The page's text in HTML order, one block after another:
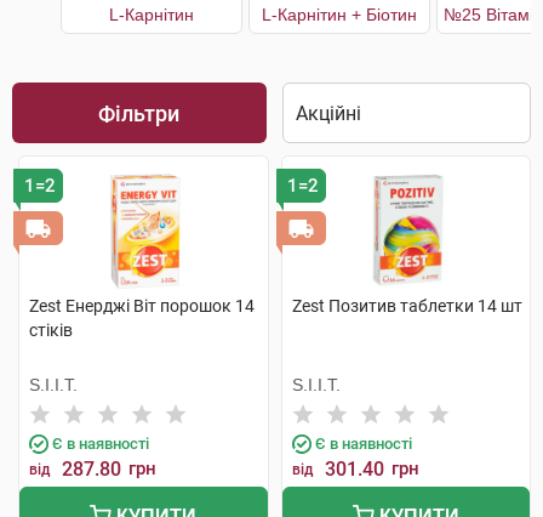
L-Карнітин L-Карнітин + Біотин
Фільтри
1=2
Zest Енерджі Віт порошок 14
стіків
S.I.I.T.
Є в наявності
від 287.80 грн
1=2
Zest Позитив таблетки 14 шт
S.I.I.T.
Є в наявності
від 301.40 грн